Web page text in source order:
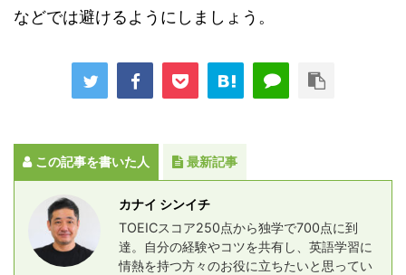
などでは避けるようにしましょう。
この記事を書いた人 最新記事
カナイ シンイチ
TOEICスコア250点から独学で700点に到
達。自分の経験やコツを共有し、英語学習に
情熱を持つ方々のお役に立ちたいと思ってい